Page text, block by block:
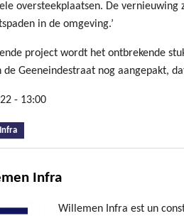
oversteekplaatsen. De vernieuwing
in de omgeving.’
project wordt het ontbrekende
de Geeneindestraat nog aangepakt,
- 13:00
Infra
Willemen Infra est un